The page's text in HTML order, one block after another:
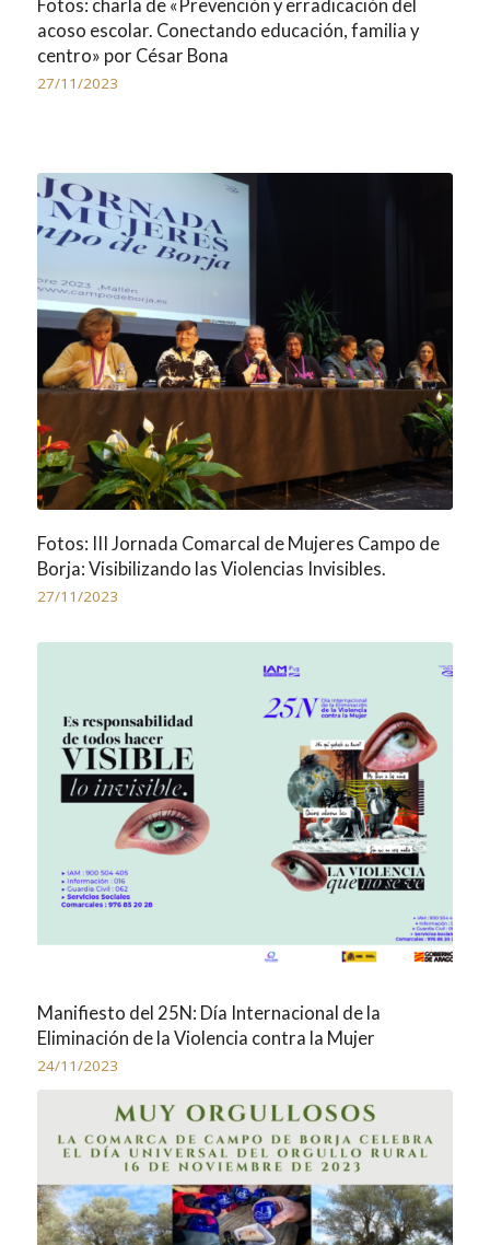
Fotos: charla de «Prevención y erradicación del
acoso escolar. Conectando educación, familia y
centro» por César Bona
27/11/2023
Fotos: III Jornada Comarcal de Mujeres Campo de
Borja: Visibilizando las Violencias Invisibles.
27/11/2023
Manifiesto del 25N: Día Internacional de la
Eliminación de la Violencia contra la Mujer
24/11/2023